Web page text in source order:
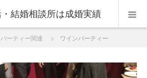
結婚相談所は成婚実績
・和(なごみ)へ。
パーティー関連 ワインパーティー